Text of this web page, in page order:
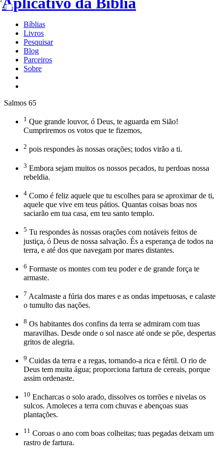
Bíblias
Livros
Pesquisar
Blog
Parceiros
Sobre
Salmos 65
1 Que grande louvor, ó Deus, te aguarda em Sião!
Cumpriremos os votos que te fizemos,
2 pois respondes às nossas orações; todos virão a ti.
3 Embora sejam muitos os nossos pecados, tu perdoas nossa
rebeldia.
4 Como é feliz aquele que tu escolhes para se aproximar de ti,
aquele que vive em teus pátios. Quantas coisas boas nos
saciarão em tua casa, em teu santo templo.
5 Tu respondes às nossas orações com notáveis feitos de
justiça, ó Deus de nossa salvação. És a esperança de todos na
terra, e até dos que navegam por mares distantes.
6 Formaste os montes com teu poder e de grande força te
armaste.
7 Acalmaste a fúria dos mares e as ondas impetuosas, e calaste
o tumulto das nações.
8 Os habitantes dos confins da terra se admiram com tuas
maravilhas. Desde onde o sol nasce até onde se põe, despertas
gritos de alegria.
9 Cuidas da terra e a regas, tornando-a rica e fértil. O rio de
Deus tem muita água; proporciona fartura de cereais, porque
assim ordenaste.
10 Encharcas o solo arado, dissolves os torrões e nivelas os
sulcos. Amoleces a terra com chuvas e abençoas suas
plantações.
11 Coroas o ano com boas colheitas; tuas pegadas deixam um
rastro de fartura.